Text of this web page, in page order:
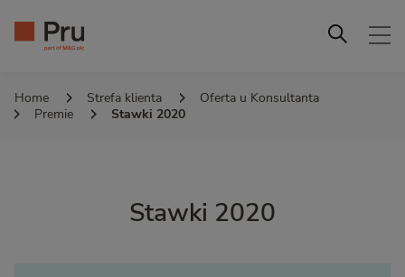
Home Strefa klienta
Oferta u Konsultanta
Premie
Stawki 2020
Stawki 2020